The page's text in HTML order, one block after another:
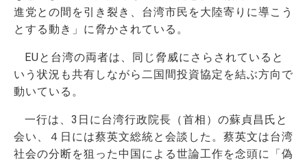
進党との間を引き裂き、台湾市民を大陸寄りに導こう
とする動き」に脅かされている。
EUと台湾の両者は、同じ脅威にさらされていると
いう状況も共有しながら二国間投資協定を結ぶ方向で
動いている。
一行は、3日に台湾行政院長（首相）の蘇貞昌氏と
会い、４日には蔡英文総統と会談した。蔡英文は台湾
社会の分断を狙った中国による世論工作を念頭に「偽